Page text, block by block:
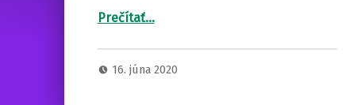
Prečítať
“Obnova lásky manželov”
…
16. júna 2020